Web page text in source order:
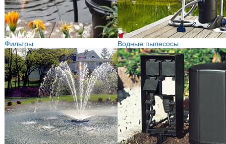
Фильтры Водные пылесосы